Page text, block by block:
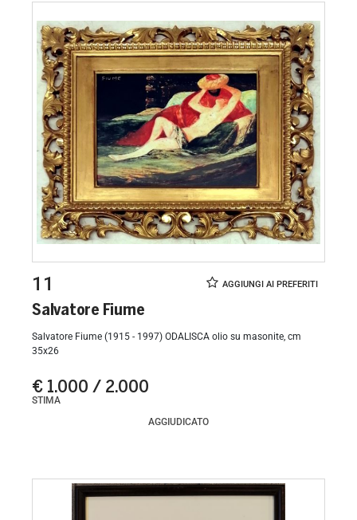
11
Salvatore Fiume
Salvatore Fiume (1915 - 1997) ODALISCA olio su masonite, cm
35x26
€ 1.000 / 2.000
STIMA
AGGIUDICATO